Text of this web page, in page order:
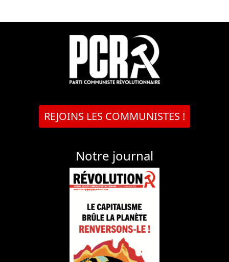
REJOINS LES COMMUNISTES !
Notre journal